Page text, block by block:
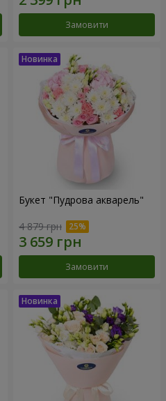
Замовити
Букет "Пудрова акварель"
4 879 грн
Замовити